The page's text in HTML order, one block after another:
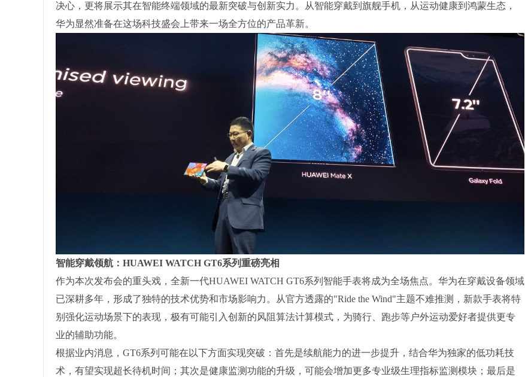
决心，更将展示其在智能终端领域的最新突破与创新实力。从智能穿戴到旗舰手机，从运动健康到鸿蒙生态，
华为显然准备在这场科技盛会上带来一场全方位的产品革新。
智能穿戴领航：HUAWEI WATCH GT6系列重磅亮相
作为本次发布会的重头戏，全新一代HUAWEI WATCH GT6系列智能手表将成为全场焦点。华为在穿戴设备领域
已深耕多年，形成了独特的技术优势和市场影响力。从官方透露的"Ride the Wind"主题不难推测，新款手表将特
别强化运动场景下的表现，极有可能引入创新的风阻算法计算模式，为骑行、跑步等户外运动爱好者提供更专
业的辅助功能。
根据业内消息，GT6系列可能在以下方面实现突破：首先是续航能力的进一步提升，结合华为独家的低功耗技
术，有望实现超长待机时间；其次是健康监测功能的升级，可能会增加更多专业级生理指标监测模块；最后是